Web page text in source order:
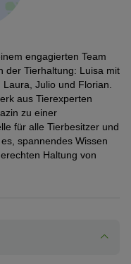
engagierten Team
der Tierhaltung: Luisa mit
Julio und Florian.
aus Tierexperten
zu einer
für alle Tierbesitzer und
spannendes Wissen
Haltung von